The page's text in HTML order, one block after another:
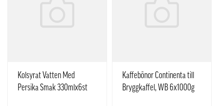
Kolsyrat Vatten Med
Persika Smak 330mlx6st
Kaffebönor Continenta till
Bryggkaffel, WB 6x1000g